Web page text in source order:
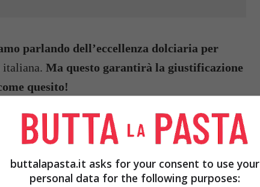
parlando dell’eccellenza dolciaria per
italiana. Ma questo garantirà la giustificazione
quesito!
A 1300 EURO, LA
QUEST’ANNO: MA
buttalapasta.it asks for your consent to use your
personal data for the following purposes: